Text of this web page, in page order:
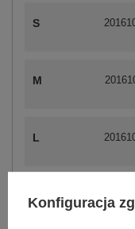
S
M
L
Konfiguracja